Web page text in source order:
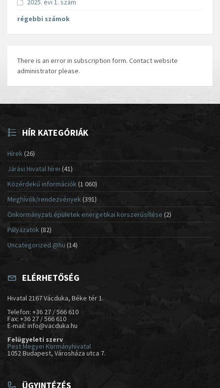
2025. évi 1. szám
régebbi számok
There is an error in subscription form. Contact website
administrator please.
HÍR KATEGÓRIÁK
Hírek(26)
Járási Hivatal hírei (41)
Közérdekű információk(1 060)
Meghívók/rendezvények (391)
Önkormányzati épületek energetikai korszerűsítése (2)
Pályázatok (82)
Uncategorized @hu (14)
ELÉRHETŐSÉG
Hivatal 2167 Vácduka, Béke tér 1.
Telefon: +36 27 / 566 610
Fax: +36 27 / 566 610
E-mail: info@vacduka.hu
Felügyeleti szerv
Pest Megyei Kormányhivatal
1052 Budapest, Városháza utca 7.
ÜGYINTÉZÉS